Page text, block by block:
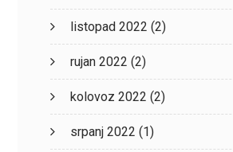
listopad 2022 (2)
rujan 2022 (2)
kolovoz 2022 (2)
srpanj 2022 (1)